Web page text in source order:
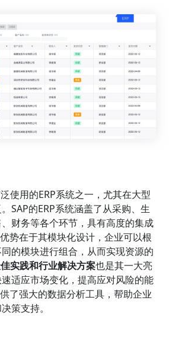
使用的ERP系统之一，尤其在大型
SAP的ERP系统涵盖了从采购、生
财务等各个环节，具有高度的集成
势在于其模块化设计，企业可以根
的模块进行组合，从而实现资源的
实践和行业解决方案也是其一大亮
适应市场变化，提高应对风险的能
了强大的数据分析工具，帮助企业
策支持。